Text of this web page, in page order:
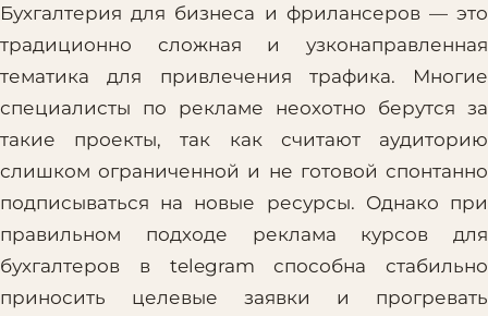
Бухгалтерия для бизнеса и фрилансеров — это
традиционно сложная и узконаправленная
тематика для привлечения трафика. Многие
специалисты по рекламе неохотно берутся за
такие проекты, так как считают аудиторию
слишком ограниченной и не готовой спонтанно
подписываться на новые ресурсы. Однако при
правильном подходе реклама курсов для
бухгалтеров в telegram способна стабильно
приносить целевые заявки и прогревать